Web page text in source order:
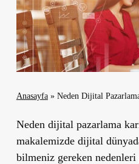
Anasayfa» Neden Dijital
Neden dijital pazarlama
makalemizde dijital
bilmeniz gereken nedenleri